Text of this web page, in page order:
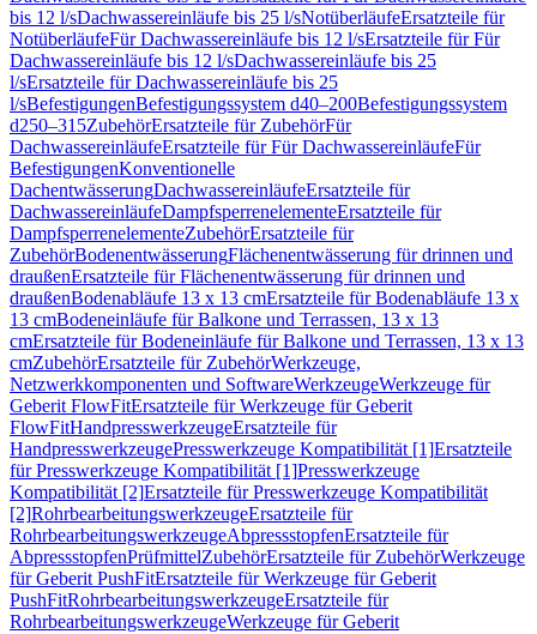
bis 12 l/sDachwassereinläufe bis 25 l/sNotüberläufeErsatzteile für
NotüberläufeFür Dachwassereinläufe bis 12 l/sErsatzteile für Für
Dachwassereinläufe bis 12 l/sDachwassereinläufe bis 25
l/sErsatzteile für Dachwassereinläufe bis 25
l/sBefestigungenBefestigungssystem d40–200Befestigungssystem
d250–315ZubehörErsatzteile für ZubehörFür
DachwassereinläufeErsatzteile für Für DachwassereinläufeFür
BefestigungenKonventionelle
DachentwässerungDachwassereinläufeErsatzteile für
DachwassereinläufeDampfsperrenelementeErsatzteile für
DampfsperrenelementeZubehörErsatzteile für
ZubehörBodenentwässerungFlächenentwässerung für drinnen und
draußenErsatzteile für Flächenentwässerung für drinnen und
draußenBodenabläufe 13 x 13 cmErsatzteile für Bodenabläufe 13 x
13 cmBodeneinläufe für Balkone und Terrassen, 13 x 13
cmErsatzteile für Bodeneinläufe für Balkone und Terrassen, 13 x 13
cmZubehörErsatzteile für ZubehörWerkzeuge,
Netzwerkkomponenten und SoftwareWerkzeugeWerkzeuge für
Geberit FlowFitErsatzteile für Werkzeuge für Geberit
FlowFitHandpresswerkzeugeErsatzteile für
HandpresswerkzeugePresswerkzeuge Kompatibilität [1]Ersatzteile
für Presswerkzeuge Kompatibilität [1]Presswerkzeuge
Kompatibilität [2]Ersatzteile für Presswerkzeuge Kompatibilität
[2]RohrbearbeitungswerkzeugeErsatzteile für
RohrbearbeitungswerkzeugeAbpressstopfenErsatzteile für
AbpressstopfenPrüfmittelZubehörErsatzteile für ZubehörWerkzeuge
für Geberit PushFitErsatzteile für Werkzeuge für Geberit
PushFitRohrbearbeitungswerkzeugeErsatzteile für
RohrbearbeitungswerkzeugeWerkzeuge für Geberit